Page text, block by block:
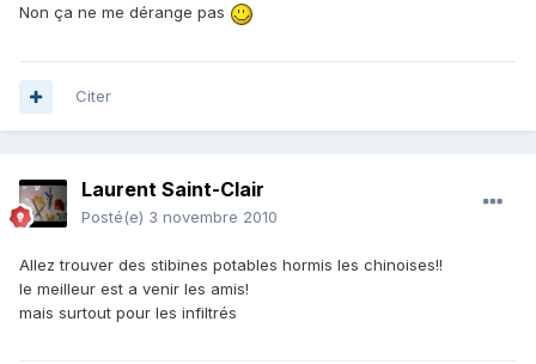
Non ça ne me dérange pas
Citer
Laurent Saint-Clair
Posté(e) 3 novembre 2010
Allez trouver des stibines potables hormis les chinoises!!
le meilleur est a venir les amis!
mais surtout pour les infiltrés